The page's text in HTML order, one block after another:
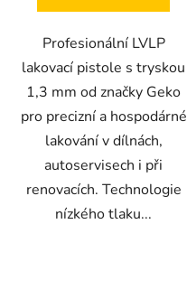
Profesionální LVLP
lakovací pistole s tryskou
1,3 mm od značky Geko
pro precizní a hospodárné
lakování v dílnách,
autoservisech i při
renovacích. Technologie
nízkého tlaku...